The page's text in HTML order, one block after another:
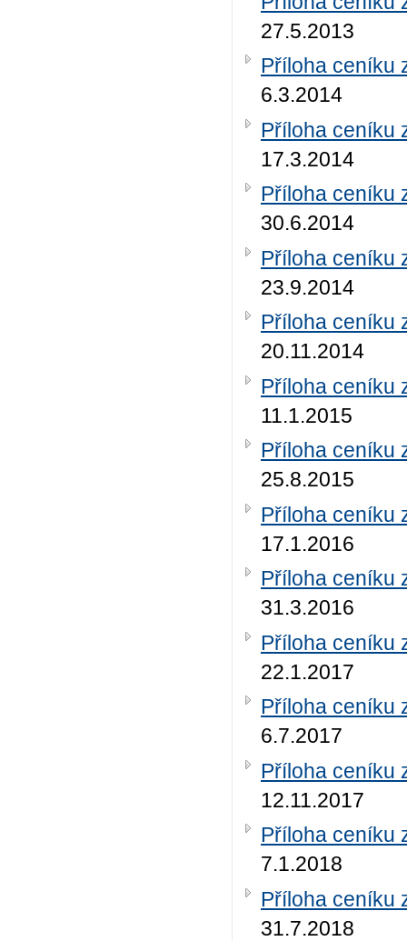
27.5.2013
Příloha ceníku
6.3.2014
Příloha ceníku
17.3.2014
Příloha ceníku
30.6.2014
Příloha ceníku
23.9.2014
Příloha ceníku
20.11.2014
Příloha ceníku
11.1.2015
Příloha ceníku
25.8.2015
Příloha ceníku
17.1.2016
Příloha ceníku
31.3.2016
Příloha ceníku
22.1.2017
Příloha ceníku
6.7.2017
Příloha ceníku
12.11.2017
Příloha ceníku
7.1.2018
Příloha ceníku
31.7.2018